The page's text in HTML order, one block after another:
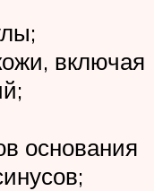
включая
основания